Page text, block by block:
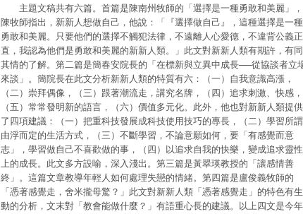
主題文稿共有六篇。首篇是陳南州牧師的「選擇是一種勇敢和美麗」，
陳牧師指出，新新人想做自己，他說：「『選擇做自己』，這種選擇是一種
勇敢和美麗。只要他們的選擇不觸犯法律，不遠離人心愛德，不違背公義正
直，我認為他們是勇敢和美麗的新新人類。」此文對新新人類有期許，有同
其情的了解。第二篇是簡春安院長的「在標新與立異中成長──從協談者立
來談」。簡院長在此文分析新新人類的特質有六：（一）自我意識高漲，
（二）崇拜偶像，（三）跟著潮流走，講究名牌，（四）追求刺激、快感，
（五）常常發明新的語言，（六）價值多元化。此外，他也對新新人類提供
了四項建議：（一）把重科技發展成科技使用技巧的專長，（二）學習所謂
由浮而定的生活方式，（三）不斷學習，不論意願如何，要「有感覺而意
志」，學習做自己不喜歡做的事，（四）以追求自我的快樂，變成追求靈性
上的成長。此文多方設喻，深入淺出。第三篇是黃翠瑛教授的「讓感情善
終」。這篇文章教導年輕人如何處理失戀的情緒。第四篇是盧俊義牧師的
「憑著感覺走，舍米攏母驚？」此文對新新人類「憑著感覺走」的特色有生
動的分析，文末對「教會能做什麼？」有語重心長的建議。以上四文是今年